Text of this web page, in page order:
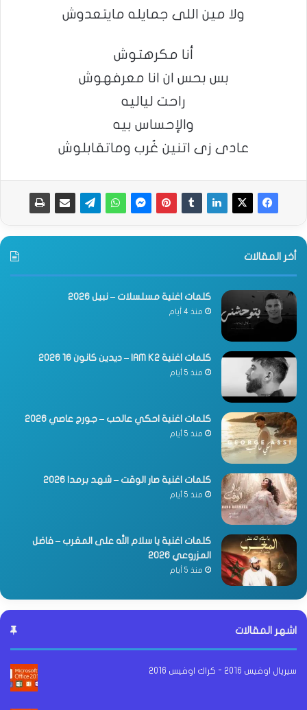
ولا مين اللى جمايله مايتعدوش
أنا مكرهتوش
بس بحس ان انا معرفهوش
راحت لياليه
والإحساس بيه
عادى زى اتنين غُرب وماتقابلوش
أخر المقالات
كلمات اغنية مسلسلات – نبيل 2026
منذ 4 أيام
كلمات اغنية IAM K2 – ديدين كانون 16 2026
منذ 5 أيام
كلمات اغنية احكي عالحب – جورج عاصي 2026
منذ 5 أيام
كلمات اغنية صار الوقت – شهد برمدا 2026
منذ 5 أيام
كلمات اغنية يا سلام الله على المغرب – فاضل
المزروعي 2026
منذ 5 أيام
اشهر المقالات
سيريال اوفيس 2016 - كراك اوفيس 2016